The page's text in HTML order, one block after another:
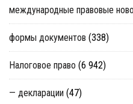
международные правовые
формы документов (338)
Налоговое право (6 942)
— декларации (47)